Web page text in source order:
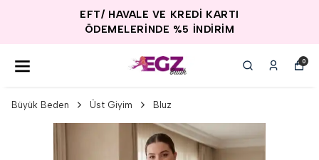
EFT/ HAVALE VE KREDİ KARTI
ÖDEMELERİNDE %5 İNDİRİM
0
Büyük Beden Üst Giyim Bluz